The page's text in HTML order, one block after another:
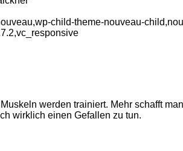
child-theme-nouveau-
werden trainiert. Mehr schafft
wirklich einen Gefallen zu tun.